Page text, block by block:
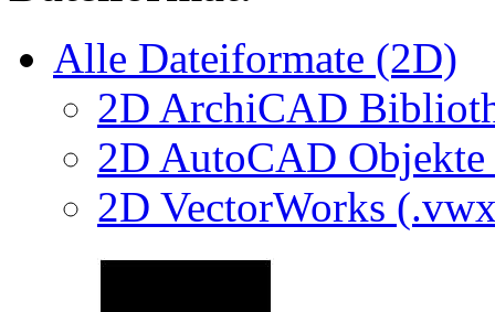
Alle Dateiformate (2D)
2D ArchiCAD
2D AutoCAD
2D VectorWorks